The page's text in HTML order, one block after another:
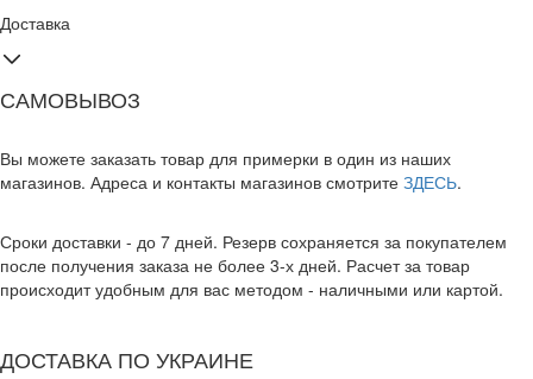
Доставка
САМОВЫВОЗ
Вы можете заказать товар для примерки в один из наших
магазинов. Адреса и контакты магазинов смотрите ЗДЕСЬ.
Сроки доставки - до 7 дней. Резерв сохраняется за покупателем
после получения заказа не более 3-х дней. Расчет за товар
происходит удобным для вас методом - наличными или картой.
ДОСТАВКА ПО УКРАИНЕ